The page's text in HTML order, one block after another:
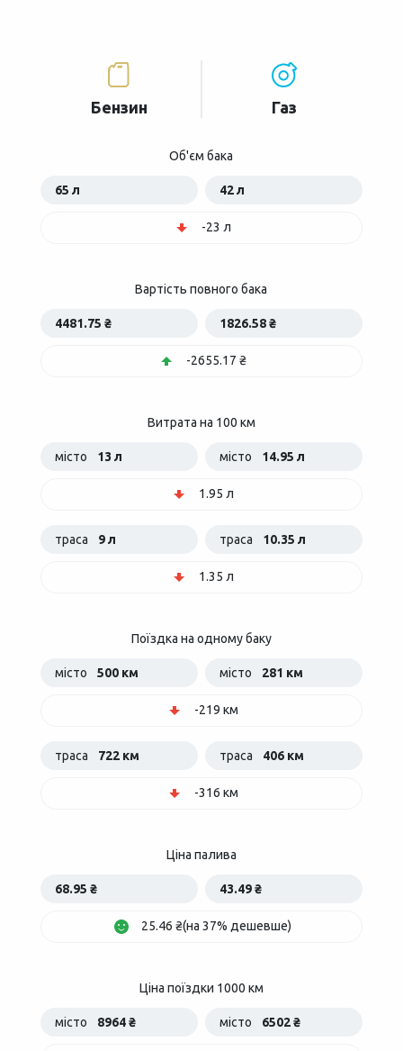
Бензин Газ
Об'єм бака
65 л 42 л
-23 л
Вартість повного бака
4481.75 ₴ 1826.58 ₴
-2655.17 ₴
Витрата на 100 км
місто 13 л місто 14.95 л
1.95 л
траса 9 л траса 10.35 л
1.35 л
Поїздка на одному баку
місто 500 км місто 281 км
-219 км
траса 722 км траса 406 км
-316 км
Ціна палива
68.95 ₴ 43.49 ₴
25.46 ₴(на 37% дешевше)
Ціна поїздки 1000 км
місто 8964 ₴ місто 6502 ₴